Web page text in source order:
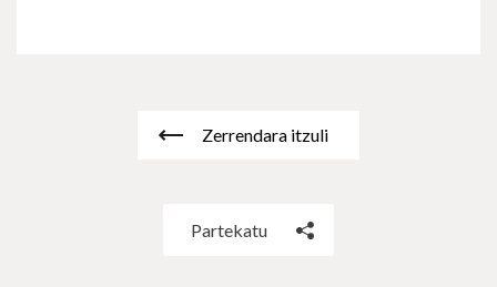
Zerrendara itzuli
Partekatu